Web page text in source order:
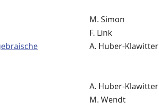
M. Simon
F. Link
A. Huber-Klawitter
A. Huber-Klawitter
M. Wendt